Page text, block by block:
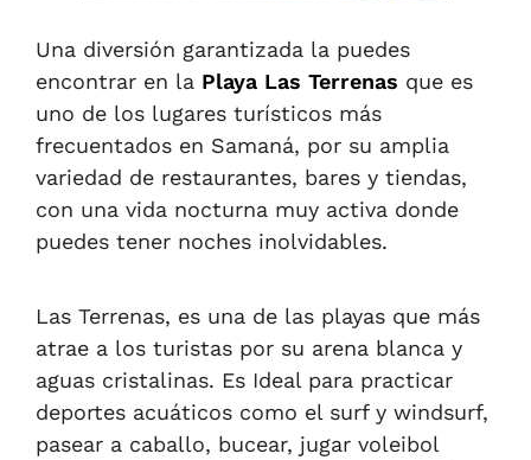
Una diversión garantizada la puedes
encontrar en la Playa Las Terrenas que es
uno de los lugares turísticos más
frecuentados en Samaná, por su amplia
variedad de restaurantes, bares y tiendas,
con una vida nocturna muy activa donde
puedes tener noches inolvidables.
Las Terrenas, es una de las playas que más
atrae a los turistas por su arena blanca y
aguas cristalinas. Es Ideal para practicar
deportes acuáticos como el surf y windsurf,
pasear a caballo, bucear, jugar voleibol